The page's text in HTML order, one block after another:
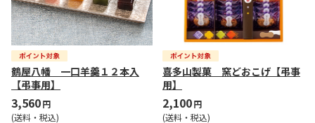
鶴屋八幡 一口羊羹１２本入
【弔事用】
3,560円
(送料・税込)
喜多山製菓 窯どおこげ【弔事
用】
2,100円
(送料・税込)